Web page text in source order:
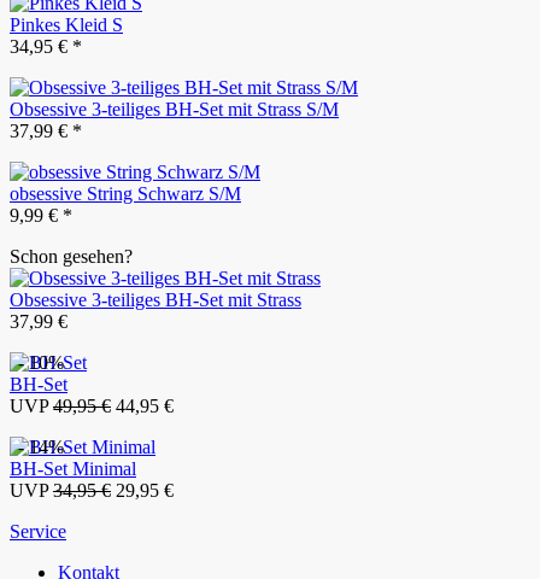
Pinkes Kleid S
34,95 € *
Obsessive 3-teiliges BH-Set mit Strass S/M
37,99 € *
obsessive String Schwarz S/M
9,99 € *
Schon gesehen?
Obsessive 3-teiliges BH-Set mit Strass
37,99 €
- 10%
BH-Set
UVP49,95 € 44,95 €
- 14%
BH-Set Minimal
UVP34,95 € 29,95 €
Service
Kontakt